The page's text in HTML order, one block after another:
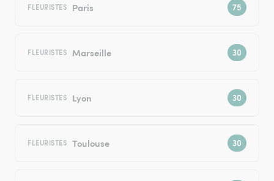
FLEURISTES Paris
FLEURISTES Marseille
FLEURISTES Lyon
FLEURISTES Toulouse